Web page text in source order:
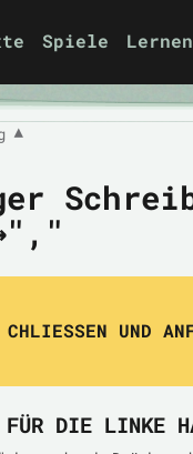
Spiele Lernen
▼
CHLIESSEN UND
FÜR DIE LINKE